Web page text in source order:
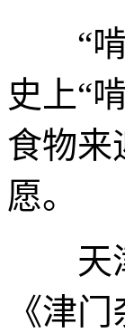
“啃
史上“
食物来
愿。
天津
《津